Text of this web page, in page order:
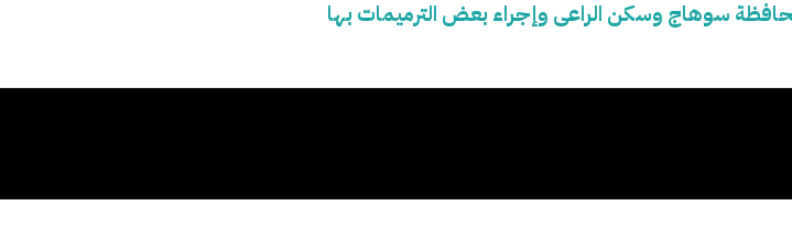
محافظة سوهاج وسكن الراعى وإجراء بعض الترميمات بها